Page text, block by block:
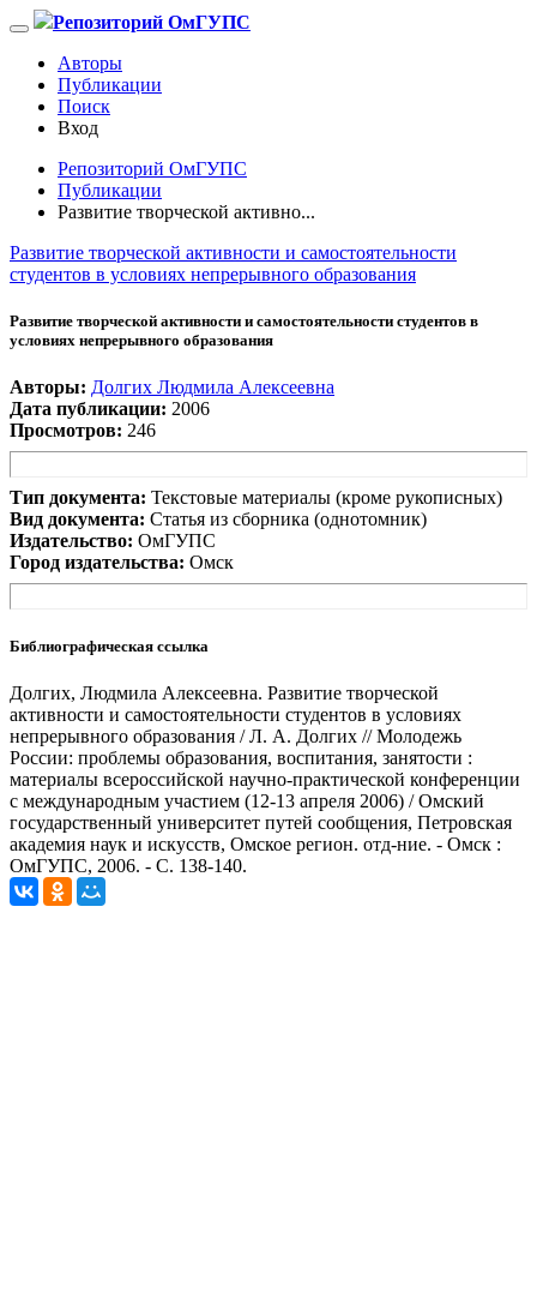
Репозиторий ОмГУПС
Авторы
Публикации
Поиск
Вход
Репозиторий ОмГУПС
Публикации
Развитие творческой активно...
Развитие творческой активности и самостоятельности
студентов в условиях непрерывного образования
Развитие творческой активности и самостоятельности студентов в
условиях непрерывного образования
Авторы: Долгих Людмила Алексеевна
Дата публикации: 2006
Просмотров: 246
Тип документа: Текстовые материалы (кроме рукописных)
Вид документа: Статья из сборника (однотомник)
Издательство: ОмГУПС
Город издательства: Омск
Библиографическая ссылка
Долгих, Людмила Алексеевна. Развитие творческой
активности и самостоятельности студентов в условиях
непрерывного образования / Л. А. Долгих // Молодежь
России: проблемы образования, воспитания, занятости :
материалы всероссийской научно-практической конференции
с международным участием (12-13 апреля 2006) / Омский
государственный университет путей сообщения, Петровская
академия наук и искусств, Омское регион. отд-ние. - Омск :
ОмГУПС, 2006. - С. 138-140.